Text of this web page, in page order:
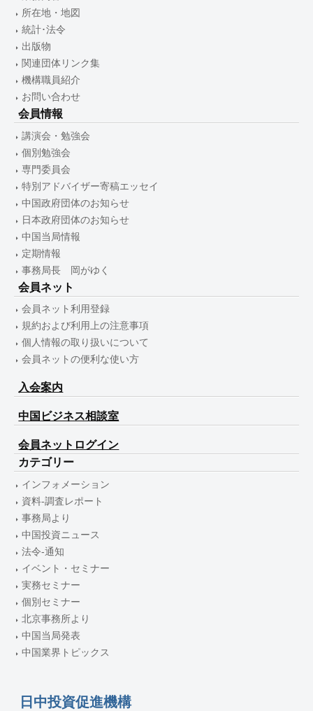
所在地・地図
統計･法令
出版物
関連団体リンク集
機構職員紹介
お問い合わせ
会員情報
講演会・勉強会
個別勉強会
専門委員会
特別アドバイザー寄稿エッセイ
中国政府団体のお知らせ
日本政府団体のお知らせ
中国当局情報
定期情報
事務局長 岡がゆく
会員ネット
会員ネット利用登録
規約および利用上の注意事項
個人情報の取り扱いについて
会員ネットの便利な使い方
入会案内
中国ビジネス相談室
会員ネットログイン
カテゴリー
インフォメーション
資料-調査レポート
事務局より
中国投資ニュース
法令-通知
イベント・セミナー
実務セミナー
個別セミナー
北京事務所より
中国当局発表
中国業界トピックス
日中投資促進機構